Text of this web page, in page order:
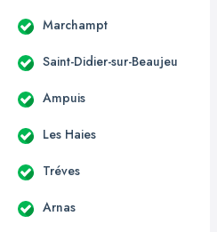
Marchampt
Saint-Didier-sur-Beaujeu
Ampuis
Les Haies
Tréves
Arnas